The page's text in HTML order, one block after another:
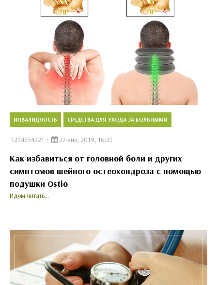
ИНВАЛИДНОСТЬ СРЕДСТВА ДЛЯ УХОДА ЗА БОЛЬНЫМИ
1234554321 27-янв, 2019, 16:23
Как избавиться от головной боли и других
симптомов шейного остеохондроза с помощью
подушки Ostio
Идем читать...